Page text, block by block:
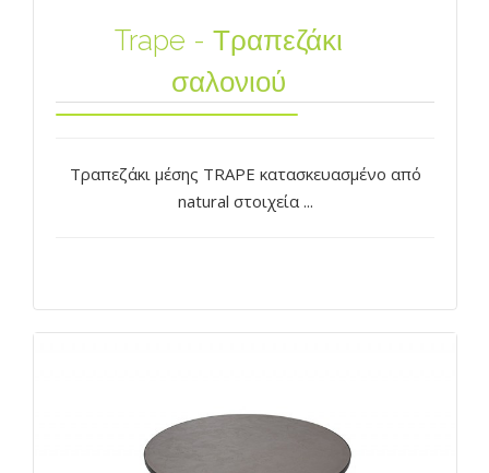
Trape - Τραπεζάκι
σαλονιού
Τραπεζάκι μέσης TRAPE κατασκευασμένο από
natural στοιχεία ...